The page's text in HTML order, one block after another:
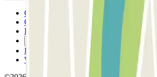
Conditions générales d'utilisation et contrat
Conditions d'annulation
Politique relative aux cookies
Politique de confidentialité
Whistleblowing